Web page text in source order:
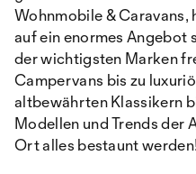
Wohnmobile & Caravans,
auf ein enormes Angebot
der wichtigsten Marken
Campervans bis zu
altbewährten Klassikern
Modellen und Trends der
Ort alles bestaunt werden!